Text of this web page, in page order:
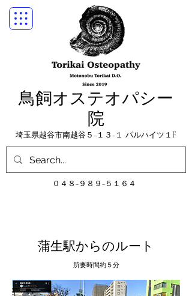
鳥飼オステオパシー
院
​０４８−９８９−５１６４
埼玉県越谷市南越谷５−１３−１パルハイツ１F
​蒲生駅からのルート
所要時間約５分